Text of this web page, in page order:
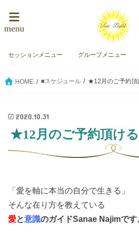
menu
セッションメニュー グループメニュー
HOME ■スケジュール ★12月のご予約頂
2020.10.31
★12月のご予約頂け
「愛を軸に本当の自分で生きる」
そんな在り方を教えている
愛と意識のガイドSanae Najimです